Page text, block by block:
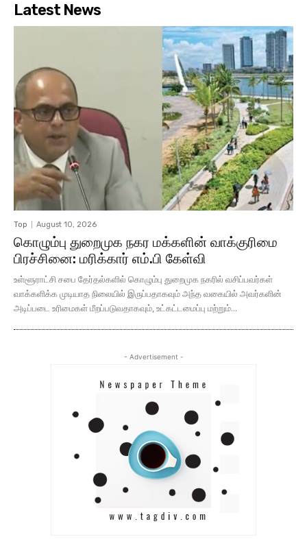
Latest News
Top August 10, 2026
கொழும்பு துறைமுக நகர மக்களின் வாக்குரிமை
பிரச்சினை: மரிக்கார் எம்.பி கேள்வி
உள்ளூராட்சி சபை தேர்தல்களில் கொழும்பு துறைமுக நகரில் வசிப்பவர்கள்
வாக்களிக்க முடியாத நிலையில் இருப்பதாகவும் அந்த வகையில் அவர்களின்
அடிப்படை உரிமைகள் மீறப்படுவதாகவும், உட்கட்டமைப்பு மற்றும்...
- Advertisement -